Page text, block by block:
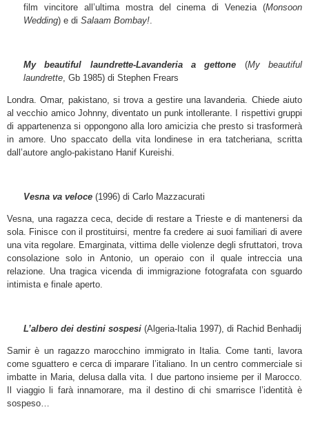
film vincitore all’ultima mostra del cinema di Venezia (Monsoon
Wedding) e di Salaam Bombay!
My beautiful laundrette-Lavanderia a gettone (My beautiful
laundrette , Gb 1985) di Stephen Frears
Londra. Omar, pakistano, si trova a gestire una lavanderia. Chiede aiuto
al vecchio amico Johnny, diventato un punk intollerante. I rispettivi gruppi
di appartenenza si oppongono alla loro amicizia che presto si trasformerà
in amore. Uno spaccato della vita londinese in era tatcheriana, scritta
dall’autore anglo-pakistano Hanif Kureishi.
Vesna va veloce (1996) di Carlo Mazzacurati
Vesna, una ragazza ceca, decide di restare a Trieste e di mantenersi da
sola. Finisce con il prostituirsi, mentre fa credere ai suoi familiari di avere
una vita regolare. Emarginata, vittima delle violenze degli sfruttatori, trova
consolazione solo in Antonio, un operaio con il quale intreccia una
relazione. Una tragica vicenda di immigrazione fotografata con sguardo
intimista e finale aperto.
L’albero dei destini sospesi (Algeria-Italia 1997), di Rachid Benhadij
Samir è un ragazzo marocchino immigrato in Italia. Come tanti, lavora
come sguattero e cerca di imparare l’italiano. In un centro commerciale si
imbatte in Maria, delusa dalla vita. I due partono insieme per il Marocco.
Il viaggio li farà innamorare, ma il destino di chi smarrisce l’identità è
sospeso…